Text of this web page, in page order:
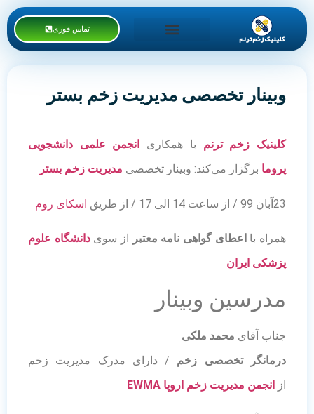
تماس فوری
وبینار تخصصی مدیریت زخم بستر
کلینیک زخم ترنم با همکاری
انجمن علمی دانشجویی
پروما برگزار می‌کند: وبینار تخصصی مدیریت زخم بستر
23آبان 99 / از ساعت 14 الی 17 / از طریق اسکای روم
همراه با اعطای گواهی نامه معتبر از سویدانشگاه علوم
پزشکی ایران
مدرسین وبینار
جناب آقای محمد ملکی
درمانگر تخصصی زخم / دارای مدرک مدیریت زخم
از انجمن مدیریت زخم اروپا EWMA